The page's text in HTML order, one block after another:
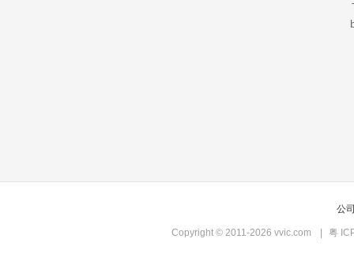
公
Copyright © 2011-2026 vvic.com 粤